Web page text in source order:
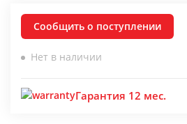
Сообщить о поступлении
Нет в наличии
Гарантия 12 мес.